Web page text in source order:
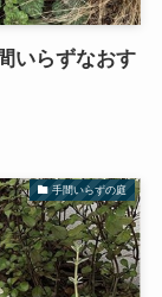
いらずなおす
手間いらずの庭